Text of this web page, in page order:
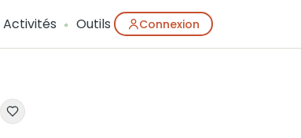
Activités Outils Connexion